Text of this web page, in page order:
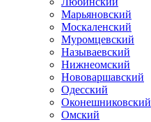
Марьяновский
Москаленский
Муромцевский
Называевский
Нижнеомский
Нововаршавский
Одесский
Оконешниковский
Омский